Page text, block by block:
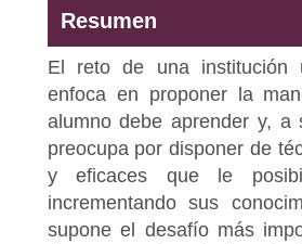
Resumen
El reto de una institución
enfoca en proponer la
alumno debe aprender y, a
preocupa por disponer de
y eficaces que le
incrementando sus
supone el desafío más